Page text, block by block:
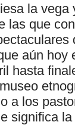
la
las que
aún hoy
hasta
a los
significa